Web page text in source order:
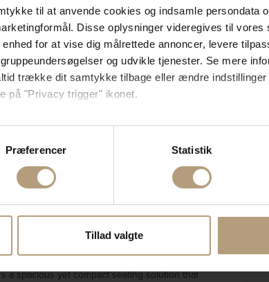
til at anvende cookies og indsamle persondata
Disse oplysninger videregives til vores
for at vise dig målrettede annoncer, levere
og udvikle tjenester. Se mere
trække dit samtykke tilbage eller ændre indstillinger
på "Privacy trigger" ikonet.
din placering, der kan være nøjagtig inden for få
en scanning af dens unikke karakteristika
Vores partnere kan kombinere disse data med
brug af deres tjenester.
Præferencer Statistik
Tillad valgte
CERTIFICERET AF E-MÆRKET
Tryghed når du handler
& retur
addition that elevates any living space with
the perfect blend of style and
a spacious yet compact seating solution that